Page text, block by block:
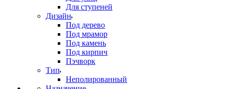
Для ступеней
Дизайн
Под дерево
Под мрамор
Под камень
Под кирпич
Пэчворк
Тип
Неполированный